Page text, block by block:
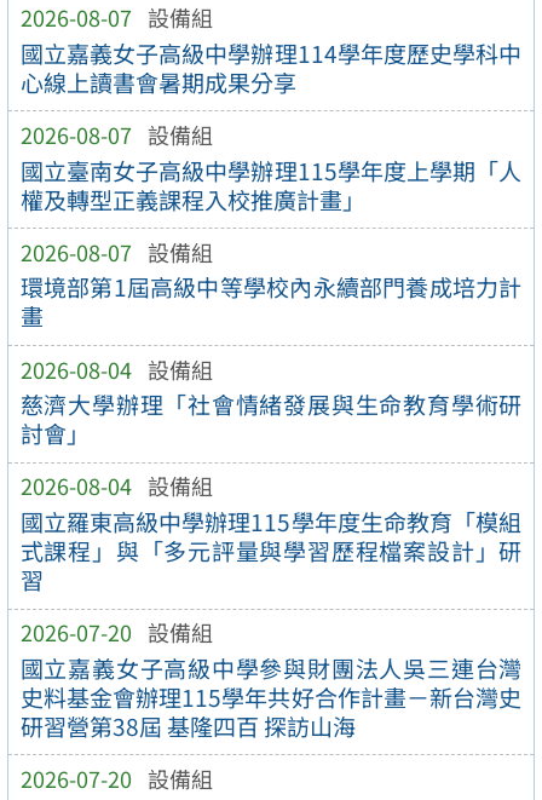
2026-08-07 設備組
國立嘉義女子高級中學辦理114學年度歷史學科中
心線上讀書會暑期成果分享
2026-08-07 設備組
國立臺南女子高級中學辦理115學年度上學期「人
權及轉型正義課程入校推廣計畫」
2026-08-07 設備組
環境部第1屆高級中等學校內永續部門養成培力計
畫
2026-08-04 設備組
慈濟大學辦理「社會情緒發展與生命教育學術研
討會」
2026-08-04 設備組
國立羅東高級中學辦理115學年度生命教育「模組
式課程」與「多元評量與學習歷程檔案設計」研
習
2026-07-20 設備組
國立嘉義女子高級中學參與財團法人吳三連台灣
史料基金會辦理115學年共好合作計畫－新台灣史
研習營第38屆 基隆四百 探訪山海
2026-07-20 設備組